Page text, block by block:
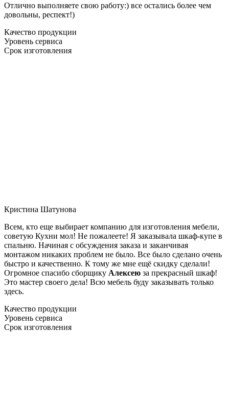
Отлично выполняете свою работу:) все остались более чем
довольны, респект!)
Качество продукции
Уровень сервиса
Срок изготовления
Кристина Шатунова
Всем, кто еще выбирает компанию для изготовления мебели,
советую Кухни мол! Не пожалеете! Я заказывала шкаф-купе в
спальню. Начиная с обсуждения заказа и заканчивая
монтажом никаких проблем не было. Все было сделано очень
быстро и качественно. К тому же мне ещё скидку сделали!
Огромное спасибо сборщику Алексею за прекрасный шкаф!
Это мастер своего дела! Всю мебель буду заказывать только
здесь.
Качество продукции
Уровень сервиса
Срок изготовления